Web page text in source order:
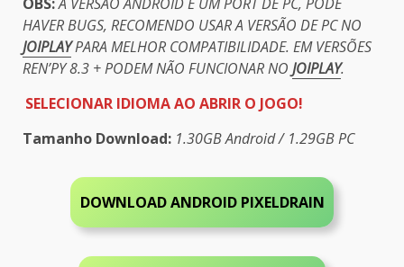
OBS:A VERSÃO ANDROID É UM PORT DE PC, PODE
HAVER BUGS, RECOMENDO USAR A VERSÃO DE PC NO
JOIPLAYPARA MELHOR COMPATIBILIDADE. EM VERSÕES
REN’PY 8.3 + PODEM NÃO FUNCIONAR NO JOIPLAY.
SELECIONAR IDIOMA AO ABRIR O JOGO!
Tamanho Download: 1.30GB Android / 1.29GB PC
DOWNLOAD ANDROID PIXELDRAIN